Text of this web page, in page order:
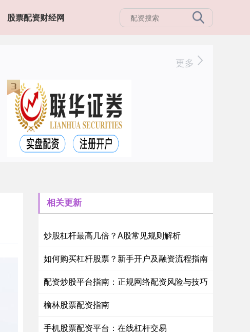
股票配资财经网
更多
相关更新
炒股杠杆最高几倍？A股常见规则解析
如何购买杠杆股票？新手开户及融资流程指南
配资炒股平台指南：正规网络配资风险与技巧
榆林股票配资指南
手机股票配资平台：在线杠杆交易